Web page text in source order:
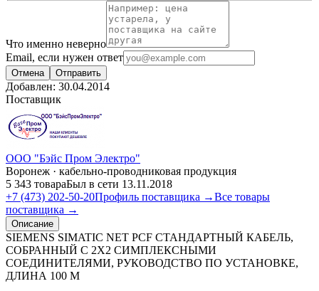
Что именно неверно
Email, если нужен ответ
Отмена Отправить
Добавлен: 30.04.2014
Поставщик
ООО "Бэйс Пром Электро"
Воронеж · кабельно-проводниковая продукция
5 343 товараБыл в сети 13.11.2018
+7 (473) 202-50-20Профиль поставщика →Все товары
поставщика →
Описание
SIEMENS SIMATIC NET PCF СТАНДАРТНЫЙ КАБЕЛЬ,
СОБРАННЫЙ С 2X2 СИМПЛЕКСНЫМИ
СОЕДИНИТЕЛЯМИ, РУКОВОДСТВО ПО УСТАНОВКЕ,
ДЛИНА 100 M